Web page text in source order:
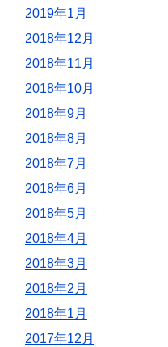
2019年1月
2018年12月
2018年11月
2018年10月
2018年9月
2018年8月
2018年7月
2018年6月
2018年5月
2018年4月
2018年3月
2018年2月
2018年1月
2017年12月